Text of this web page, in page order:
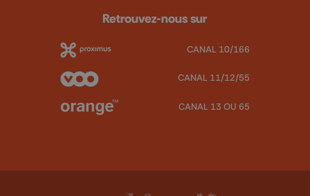
Retrouvez-nous sur
CANAL 10/166
CANAL 11/12/55
CANAL 13 OU 65